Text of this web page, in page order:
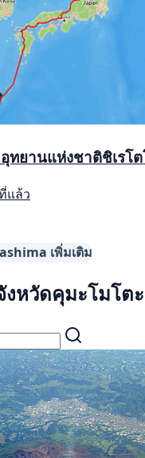
ทยานแห่งชาติชิเรโต
แล้ว
เพิ่มเติม
หวัดคุมะโมโตะ